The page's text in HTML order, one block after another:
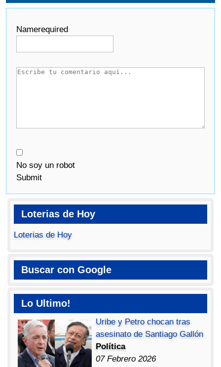
Namerequired
No soy un robot
Submit
Loterias de Hoy
Loterias de Hoy
Buscar con Google
Lo Ultimo!
Uribe y Petro chocan tras
asesinato de Santiago Gallón
Política
07 Febrero 2026